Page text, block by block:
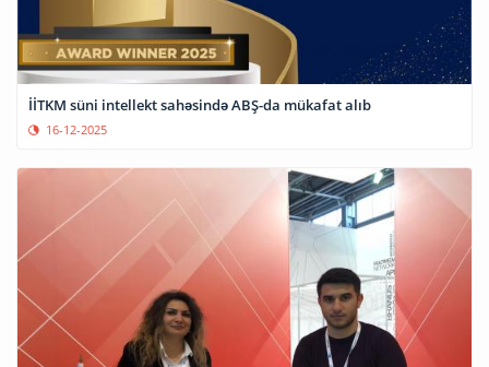
İİTKM süni intellekt sahəsində ABŞ-da mükafat alıb
16-12-2025